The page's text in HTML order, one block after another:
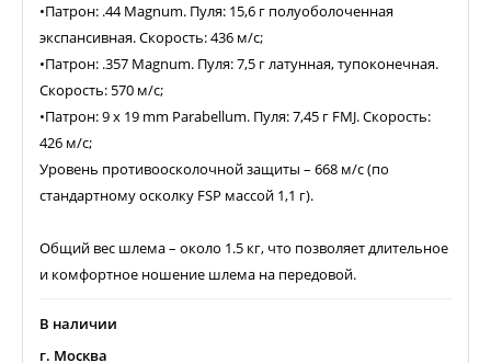
•Патрон: .44 Magnum. Пуля: 15,6 г полуоболоченная
экспансивная. Скорость: 436 м/с;
•Патрон: .357 Magnum. Пуля: 7,5 г латунная, тупоконечная.
Скорость: 570 м/с;
•Патрон: 9 x 19 mm Parabellum. Пуля: 7,45 г FMJ. Скорость:
426 м/с;
Уровень противоосколочной защиты – 668 м/c (по
стандартному осколку FSP массой 1,1 г).
Общий вес шлема – около 1.5 кг, что позволяет длительное
и комфортное ношение шлема на передовой.
В наличии
г. Москва